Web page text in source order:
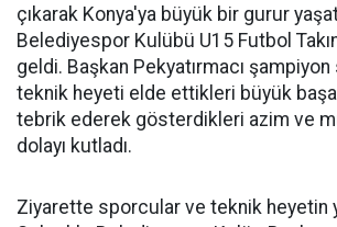
çıkarak Konya'ya büyük bir gurur
Belediyespor Kulübü U15 Futbol
geldi. Başkan Pekyatırmacı
teknik heyeti elde ettikleri büyük
tebrik ederek gösterdikleri azim ve
dolayı kutladı.
Ziyarette sporcular ve teknik heyetin